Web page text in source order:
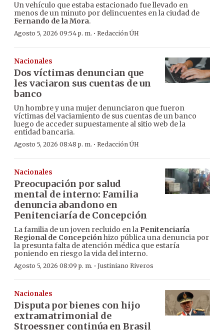
Un vehículo que estaba estacionado fue llevado en
menos de un minuto por delincuentes en la ciudad de
Fernando de la Mora.
Agosto 5, 2026 09:54 p. m. · Redacción ÚH
Nacionales
Dos víctimas denuncian que
les vaciaron sus cuentas de un
banco
Un hombre y una mujer denunciaron que fueron
víctimas del vaciamiento de sus cuentas de un banco
luego de acceder supuestamente al sitio web de la
entidad bancaria.
Agosto 5, 2026 08:48 p. m. · Redacción ÚH
Nacionales
Preocupación por salud
mental de interno: Familia
denuncia abandono en
Penitenciaría de Concepción
La familia de un joven recluido en la Penitenciaría
Regional de Concepciónhizo pública una denuncia por
la presunta falta de atención médica que estaría
poniendo en riesgo la vida del interno.
Agosto 5, 2026 08:09 p. m. · Justiniano Riveros
Nacionales
Disputa por bienes con hijo
extramatrimonial de
Stroessner continúa en Brasil